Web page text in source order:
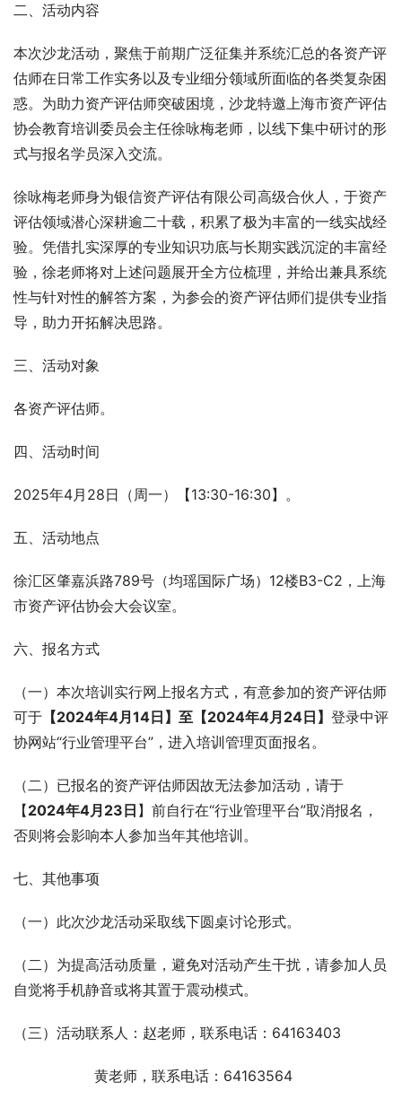
二、活动内容
本次沙龙活动，聚焦于前期广泛征集并系统汇总的各资产评
估师在日常工作实务以及专业细分领域所面临的各类复杂困
惑。为助力资产评估师突破困境，沙龙特邀上海市资产评估
协会教育培训委员会主任徐咏梅老师，以线下集中研讨的形
式与报名学员深入交流。
徐咏梅老师身为银信资产评估有限公司高级合伙人，于资产
评估领域潜心深耕逾二十载，积累了极为丰富的一线实战经
验。凭借扎实深厚的专业知识功底与长期实践沉淀的丰富经
验，徐老师将对上述问题展开全方位梳理，并给出兼具系统
性与针对性的解答方案，为参会的资产评估师们提供专业指
导，助力开拓解决思路。
三、活动对象
各资产评估师。
四、活动时间
2025年4月28日（周一）【13:30-16:30】。
五、活动地点
徐汇区肇嘉浜路789号（均瑶国际广场）12楼B3-C2，上海
市资产评估协会大会议室。
六、报名方式
（一）本次培训实行网上报名方式，有意参加的资产评估师
可于 【2024年4月 14日 】 至 【2024年4月 24日 】 登录中评
协网站“行业管理平台”，进入培训管理页面报名。
（二）已报名的资产评估师因故无法参加活动，请于
【2024年4月23 日 】前自行在“行业管理平台”取消报名，
否则将会影响本人参加当年其他培训。
七、其他事项
（一）此次沙龙活动采取线下圆桌讨论形式。
（二）为提高活动质量，避免对活动产生干扰，请参加人员
自觉将手机静音或将其置于震动模式。
（三）活动联系人：赵老师，联系电话：64163403
黄老师，联系电话：64163564